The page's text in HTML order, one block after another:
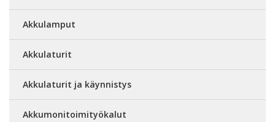
Akkulamput
Akkulaturit
Akkulaturit ja käynnistys
Akkumonitoimityökalut